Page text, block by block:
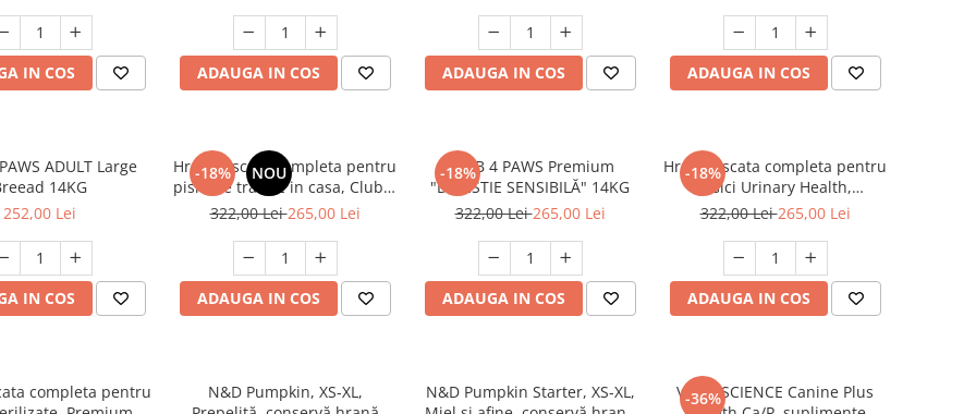
IN COS ADAUGA IN COS ADAUGA IN COS ADAUGA IN COS
ADULT Large
14KG
252,00 Lei
IN COS
-18% NOU
Hrana uscata completa pentru
pisici ce traiesc in casa, Club 4
Paws Premium Indoor, 14kg
322,00 Lei265,00 Lei
ADAUGA IN COS
-18%
CLUB 4 PAWS Premium
"DIGESTIE SENSIBILĂ" 14KG
322,00 Lei265,00 Lei
ADAUGA IN COS
-18%
Hrana uscata completa pentru
pisici Urinary Health,
Premium, Club 4 Paws, 14 kg
322,00 Lei265,00 Lei
ADAUGA IN COS
completa pentru
N&D Pumpkin, XS-XL,
N&D Pumpkin Starter, XS-XL,
-36%
VETRI SCIENCE Canine Plus